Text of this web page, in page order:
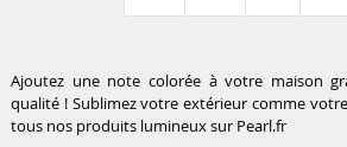
Ajoutez une note colorée à votre maison
qualité !Sublimez votre extérieur comme
tous nos produits lumineux sur Pearl.fr